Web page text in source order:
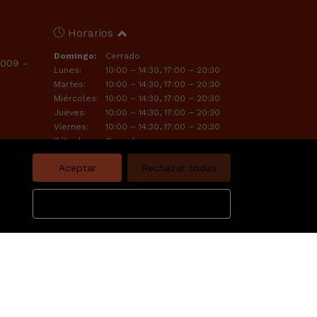
Aceptar Rechazar todas
-
Horarios
Domingo:
Cerrado
Lunes:
10:00 – 14:30, 17:00 – 20:30
Martes:
10:00 – 14:30, 17:00 – 20:30
Miércoles:
10:00 – 14:30, 17:00 – 20:30
Jueves:
10:00 – 14:30, 17:00 – 20:30
Viernes:
10:00 – 14:30, 17:00 – 20:30
Sábado:
Cerrado